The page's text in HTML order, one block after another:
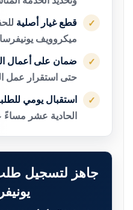
✓ قطع غيار أصلية
ميكروويف
✓ ضمان على أعمال
حتى استقرار عمل
✓ استقبال يومي
الحادية عشر مساءً
جاهز لتسجيل